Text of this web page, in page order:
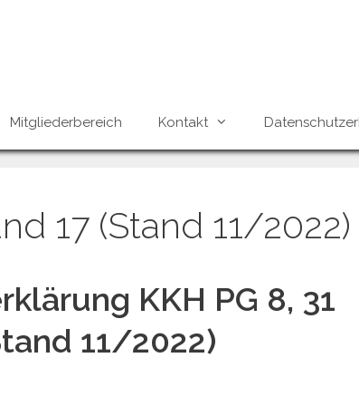
Mitgliederbereich Kontakt
17 (Stand 11/2022)
KKH PG 8, 31
11/2022)